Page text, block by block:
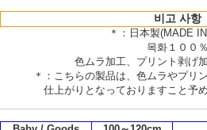
비고 사항
＊：日本製(MADE
목화１００％
色ムラ加工、プリント剥げ
＊：こちらの製品は、色ムラやプリ
仕上がりとなっておりますこと予